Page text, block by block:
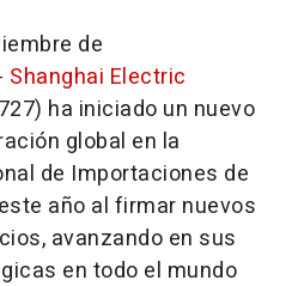
de
Shanghai Electric
ha iniciado un nuevo
global en la
de Importaciones de
año al firmar nuevos
avanzando en sus
en todo el mundo